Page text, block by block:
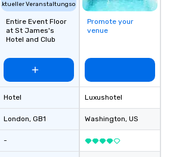
Aktueller Veranstaltungsort
Entire Event Floor
at St James's
Hotel and Club
Hotel
London, GB1
-
Promote your
venue
Luxushotel
Washington, US